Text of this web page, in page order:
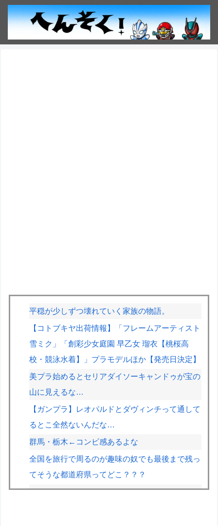
平穏が少しずつ壊れていく家族の物語。
【コトブキヤ出荷情報】「フレームアーティスト
雪ミク」「創彩少女庭園 早乙女 瑠衣【桃桜高
校・競泳水着】」プラモデルほか【発売日決定】
美プラ始めるとセリアダイソーキャンドゥが宝の
山に見えるな…
【ガンプラ】レオパルドとダヴィンチって通して
るとこ全然ないんだな…
群馬・栃木←コンビ感あるよな
全国を旅行で周るのが趣味の奴でも最後まで残っ
てそうな都道府県ってどこ？？？
コルトン・ハータのF1参戦の可能性が消滅した